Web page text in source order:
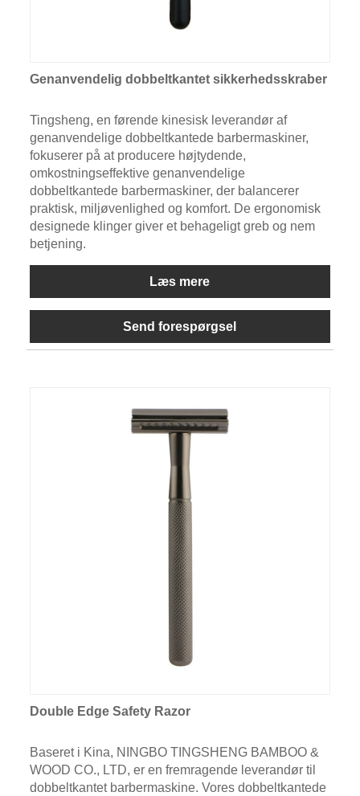
Genanvendelig dobbeltkantet sikkerhedsskraber
Tingsheng, en førende kinesisk leverandør af
genanvendelige dobbeltkantede barbermaskiner,
fokuserer på at producere højtydende,
omkostningseffektive genanvendelige
dobbeltkantede barbermaskiner, der balancerer
praktisk, miljøvenlighed og komfort. De ergonomisk
designede klinger giver et behageligt greb og nem
betjening.
Læs mere
Send forespørgsel
Double Edge Safety Razor
Baseret i Kina, NINGBO TINGSHENG BAMBOO &
WOOD CO., LTD, er en fremragende leverandør til
dobbeltkantet barbermaskine. Vores dobbeltkantede